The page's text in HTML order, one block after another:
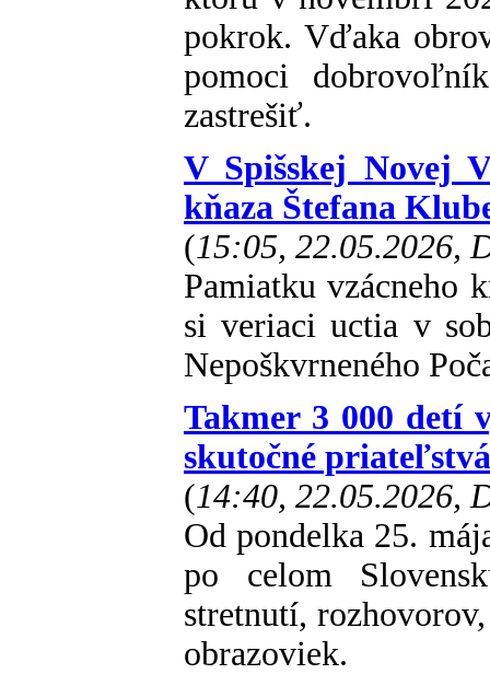
pokrok. Vďaka
pomoci
zastrešiť.
V Spišskej Novej
kňaza Štefana
(15:05, 22.05.2026,
Pamiatku vzácneho
si veriaci uctia v
Nepoškvrneného
Takmer 3 000 detí
skutočné priateľstvá
(14:40, 22.05.2026,
Od pondelka 25.
po celom
stretnutí,
obrazoviek.